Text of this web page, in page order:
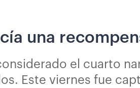
una
el cuarto
Este viernes fue